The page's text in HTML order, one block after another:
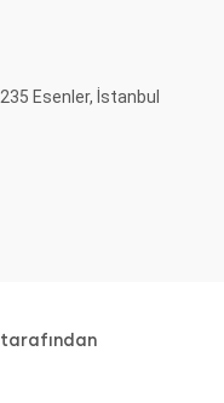
Esenler, İstanbul
tarafından